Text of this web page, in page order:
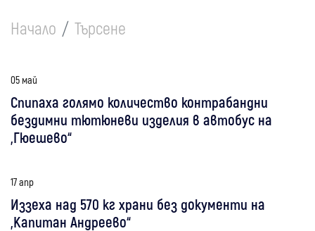
Начало Търсене
05 май
Спипаха голямо количество контрабандни
бездимни тютюневи изделия в автобус на
„Гюешево“
17 апр
Иззеха над 570 кг храни без документи на
„Капитан Андреево“